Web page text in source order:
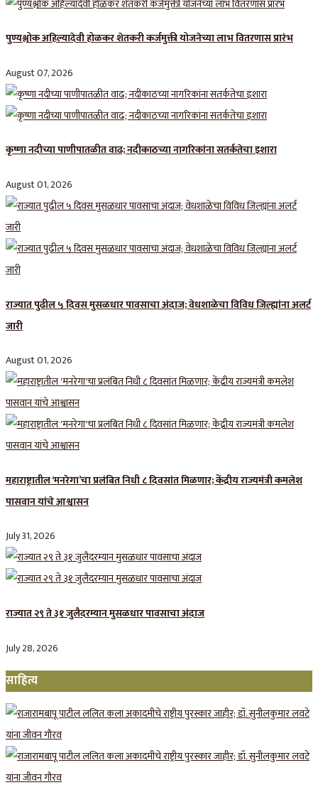
पुण्यश्लोक अहिल्यादेवी होळकर शेतकरी कर्जमुक्ती योजनेच्या लाभ वितरणास प्रारंभ
August 07, 2026
कृष्णा नदीच्या पाणीपातळीत वाढ; नदीकाठच्या नागरिकांना सतर्कतेचा इशारा
August 01, 2026
राज्यात पुढील ५ दिवस मुसळधार पावसाचा अंदाज; वेधशाळेचा विविध जिल्ह्यांना अलर्ट
जारी
August 01, 2026
महाराष्ट्रातील ‘मनरेगा’चा प्रलंबित निधी ८ दिवसांत मिळणार; केंद्रीय राज्यमंत्री कमलेश
पासवान यांचे आश्वासन
July 31, 2026
राज्यात २९ ते ३१ जुलैदरम्यान मुसळधार पावसाचा अंदाज
July 28, 2026
साहित्य